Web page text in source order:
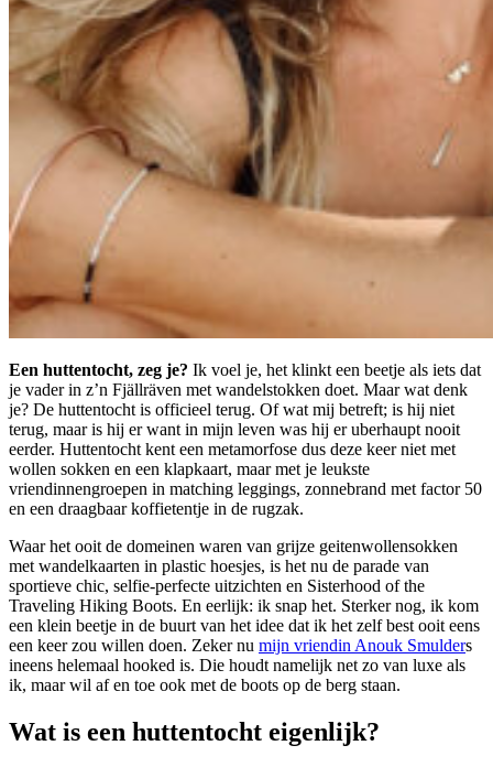
Een huttentocht, zeg je? Ik voel je, het klinkt een beetje als iets dat
je vader in z’n Fjällräven met wandelstokken doet. Maar wat denk
je? De huttentocht is officieel terug. Of wat mij betreft; is hij niet
terug, maar is hij er want in mijn leven was hij er uberhaupt nooit
eerder. Huttentocht kent een metamorfose dus deze keer niet met
wollen sokken en een klapkaart, maar met je leukste
vriendinnengroepen in matching leggings, zonnebrand met factor 50
en een draagbaar koffietentje in de rugzak.
Waar het ooit de domeinen waren van grijze geitenwollensokken
met wandelkaarten in plastic hoesjes, is het nu de parade van
sportieve chic, selfie-perfecte uitzichten en Sisterhood of the
Traveling Hiking Boots. En eerlijk: ik snap het. Sterker nog, ik kom
een klein beetje in de buurt van het idee dat ik het zelf best ooit eens
een keer zou willen doen. Zeker nu mijn vriendin Anouk Smulders
ineens helemaal hooked is. Die houdt namelijk net zo van luxe als
ik, maar wil af en toe ook met de boots op de berg staan.
Wat is een huttentocht eigenlijk?